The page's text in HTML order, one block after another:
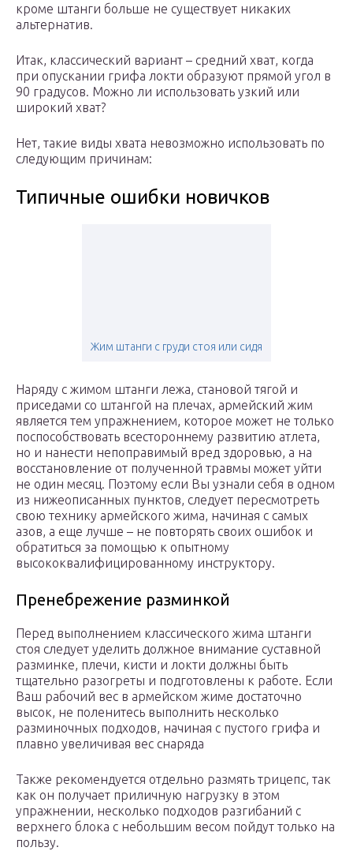
кроме штанги больше не существует никаких
альтернатив.
Итак, классический вариант – средний хват, когда
при опускании грифа локти образуют прямой угол в
90 градусов. Можно ли использовать узкий или
широкий хват?
Нет, такие виды хвата невозможно использовать по
следующим причинам:
Типичные ошибки новичков
Жим штанги с груди стоя или сидя
Наряду с жимом штанги лежа, становой тягой и
приседами со штангой на плечах, армейский жим
является тем упражнением, которое может не только
поспособствовать всестороннему развитию атлета,
но и нанести непоправимый вред здоровью, а на
восстановление от полученной травмы может уйти
не один месяц. Поэтому если Вы узнали себя в одном
из нижеописанных пунктов, следует пересмотреть
свою технику армейского жима, начиная с самых
азов, а еще лучше – не повторять своих ошибок и
обратиться за помощью к опытному
высококвалифицированному инструктору.
Пренебрежение разминкой
Перед выполнением классического жима штанги
стоя следует уделить должное внимание суставной
разминке, плечи, кисти и локти должны быть
тщательно разогреты и подготовлены к работе. Если
Ваш рабочий вес в армейском жиме достаточно
высок, не поленитесь выполнить несколько
разминочных подходов, начиная с пустого грифа и
плавно увеличивая вес снаряда
Также рекомендуется отдельно размять трицепс, так
как он получает приличную нагрузку в этом
упражнении, несколько подходов разгибаний с
верхнего блока с небольшим весом пойдут только на
пользу.